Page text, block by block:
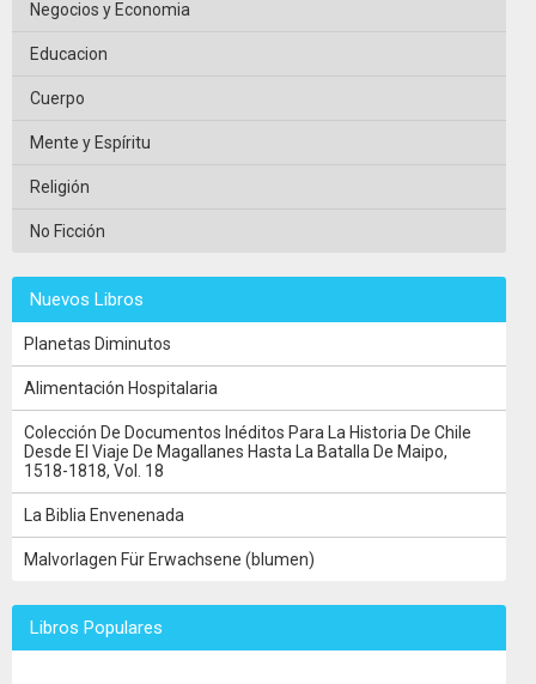
Negocios y Economia
Educacion
Cuerpo
Mente y Espíritu
Religión
No Ficción
Nuevos Libros
Planetas Diminutos
Alimentación Hospitalaria
Colección De Documentos Inéditos Para La Historia De Chile
Desde El Viaje De Magallanes Hasta La Batalla De Maipo,
1518-1818, Vol. 18
La Biblia Envenenada
Malvorlagen Für Erwachsene (blumen)
Libros Populares